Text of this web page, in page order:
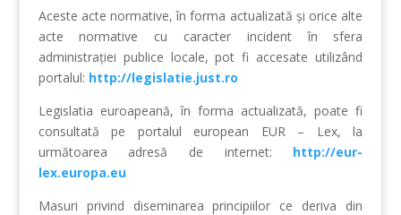
Aceste acte normative, în forma actualizată şi orice alte
acte normative cu caracter incident în sfera
administraţiei publice locale, pot fi accesate utilizând
portalul: http://legislatie.just.ro
Legislatia euroapeană, în forma actualizată, poate fi
consultată pe portalul european EUR – Lex, la
următoarea adresă de internet: http://eur-
lex.europa.eu
Masuri privind diseminarea principiilor ce deriva din